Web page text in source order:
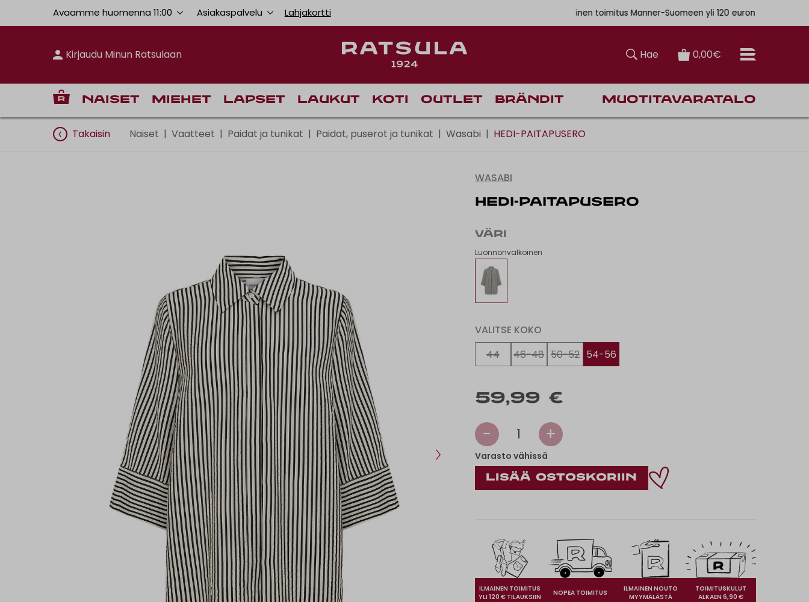
Avaamme huomenna 11:00 Asiakaspalvelu Lahjakortti Ilmainen toimitus Manner-Suomeen yli 120 euron tilauksiin
Kirjaudu Minun Ratsulaan Hae 0,00€
Naiset Miehet Lapset Laukut Koti Outlet Brändit Muotitavaratalo
Takaisin Naiset | Vaatteet | Paidat ja tunikat | Paidat, puserot ja tunikat | Wasabi | HEDI-PAITAPUSERO
WASABI
HEDI-PAITAPUSERO
VÄRI
Luonnonvalkoinen
VALITSE KOKO
44
46-48 50-52 54-56
59,99 €
- 1 +
Varasto vähissä
ILMAINEN TOIMITUS
YLI 120 € TILAUKSIIN
NOPEA TOIMITUS
ILMAINEN NOUTO
MYYMÄLÄSTÄ
TOIMITUSKULUT
ALKAEN 6,90 €